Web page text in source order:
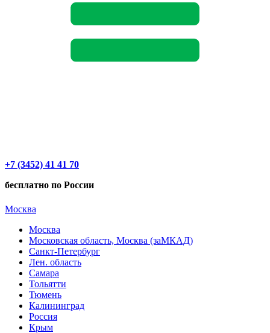
+7 (3452) 41 41 70
бесплатно по России
Москва
Москва
Московская область, Москва (заМКАД)
Санкт-Петербург
Лен. область
Самара
Тольятти
Тюмень
Калининград
Россия
Крым